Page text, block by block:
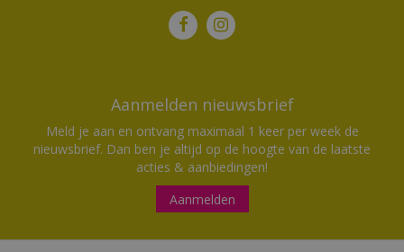
Aanmelden nieuwsbrief
Meld je aan en ontvang maximaal 1 keer per week de
nieuwsbrief. Dan ben je altijd op de hoogte van de laatste
acties & aanbiedingen!
Aanmelden